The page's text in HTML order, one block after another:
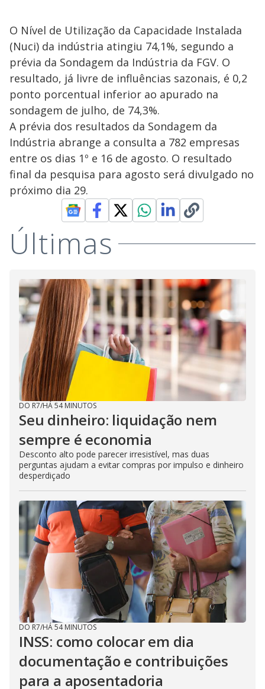
O Nível de Utilização da Capacidade Instalada
(Nuci) da indústria atingiu 74,1%, segundo a
prévia da Sondagem da Indústria da FGV. O
resultado, já livre de influências sazonais, é 0,2
ponto porcentual inferior ao apurado na
sondagem de julho, de 74,3%.
A prévia dos resultados da Sondagem da
Indústria abrange a consulta a 782 empresas
entre os dias 1º e 16 de agosto. O resultado
final da pesquisa para agosto será divulgado no
próximo dia 29.
Últimas
DO R7/HÁ 54 MINUTOS
Seu dinheiro: liquidação nem
sempre é economia
Desconto alto pode parecer irresistível, mas duas
perguntas ajudam a evitar compras por impulso e dinheiro
desperdiçado
DO R7/HÁ 54 MINUTOS
INSS: como colocar em dia
documentação e contribuições
para a aposentadoria